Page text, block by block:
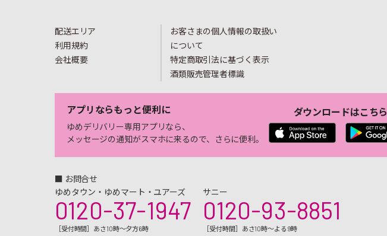
配送エリア
利用規約
会社概要
お客さまの個人情報の取扱い
について
特定商取引法に基づく表示
酒類販売管理者標識
アプリならもっと便利に
ゆめデリバリー専用アプリなら、
メッセージの通知がスマホに来るので、さらに便利。
ダウンロードはこちら
■ お問合せ
ゆめタウン・ゆめマート・ユアーズ
0120-37-1947
［受付時間］あさ10時～夕方6時
サニー
0120-93-8851
［受付時間］あさ10時～よる9時